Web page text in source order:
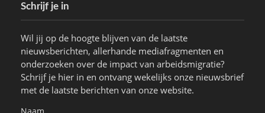
Schrijf je in
Wil jij op de hoogte blijven van de laatste
nieuwsberichten, allerhande mediafragmenten en
onderzoeken over de impact van arbeidsmigratie?
Schrijf je hier in en ontvang wekelijks onze nieuwsbrief
met de laatste berichten van onze website.
Naam